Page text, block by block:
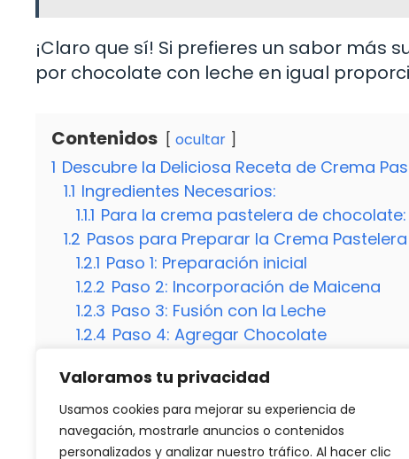
Valoramos tu privacidad
Usamos cookies para mejorar su experiencia de
navegación, mostrarle anuncios o contenidos
personalizados y analizar nuestro tráfico. Al hacer clic
¡Claro que sí! Si prefieres un sabor más
por chocolate con leche en igual
Contenidos ocultar
1 Descubre la Deliciosa Receta de Crema
1.1 Ingredientes Necesarios:
1.1.1 Para la crema pastelera de chocolate:
1.2 Pasos para Preparar la Crema
1.2.1 Paso 1: Preparación inicial
1.2.2 Paso 2: Incorporación de Maicena
1.2.3 Paso 3: Fusión con la Leche
1.2.4 Paso 4: Agregar Chocolate
1.3 ¿Cómo Utilizar la Crema Pastelera de
1.3.1 ¿Se Puede Conservar la Crema
1.3.2 ¿Puedo Utilizar Chocolate con Leche